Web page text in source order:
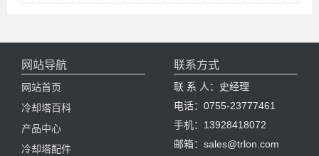
网站导航
网站首页
冷却塔百科
产品中心
冷却塔配件
联系方式
联 系 人：史经理
电话：0755-23777461
手机：13928418072
邮箱：sales@trlon.com